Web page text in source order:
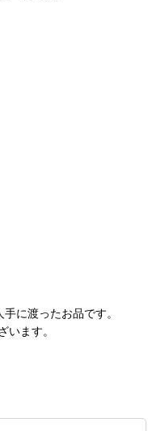
に渡ったお品です。
います。